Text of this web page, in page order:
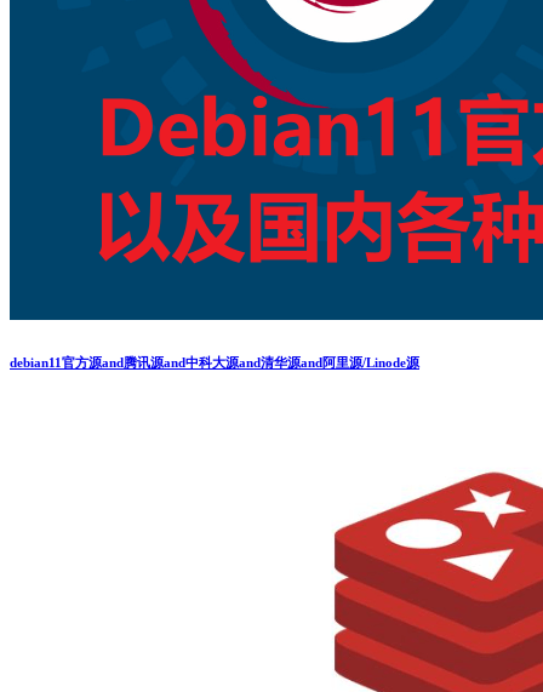
debian11官方源and腾讯源and中科大源and清华源and阿里源/Linode源